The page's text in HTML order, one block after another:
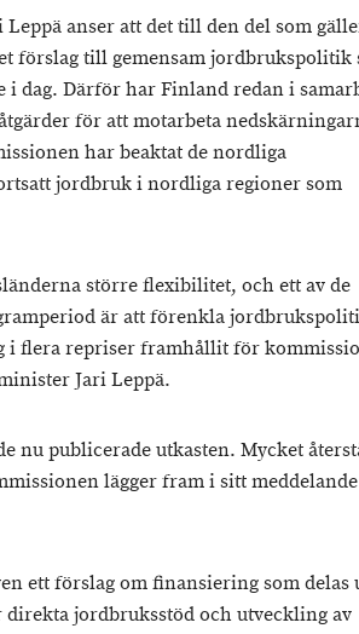
anser att det till den del som
förslag till gemensam jordbrukspolitik
dag. Därför har Finland redan i
för att motarbeta
har beaktat de nordliga
jordbruk i nordliga regioner som
större flexibilitet, och ett av de
är att förenkla
i flera repriser framhållit för
Jari Leppä.
nu publicerade utkasten. Mycket
lägger fram i sitt
ett förslag om finansiering som delas
jordbruksstöd och utveckling av